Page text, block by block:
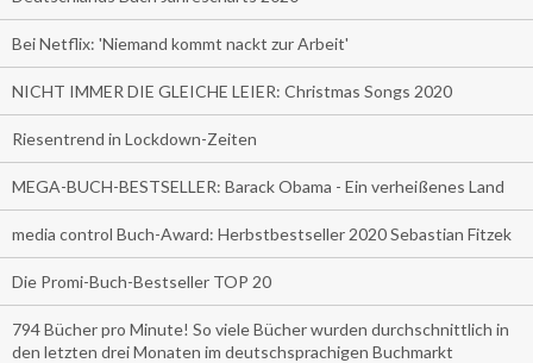
Bei Netflix: 'Niemand kommt nackt zur Arbeit'
NICHT IMMER DIE GLEICHE LEIER: Christmas Songs 2020
Riesentrend in Lockdown-Zeiten
MEGA-BUCH-BESTSELLER: Barack Obama - Ein verheißenes Land
media control Buch-Award: Herbstbestseller 2020 Sebastian Fitzek
Die Promi-Buch-Bestseller TOP 20
794 Bücher pro Minute! So viele Bücher wurden durchschnittlich in
den letzten drei Monaten im deutschsprachigen Buchmarkt